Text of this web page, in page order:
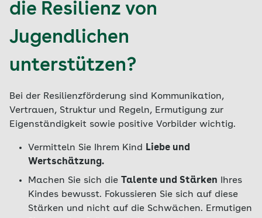
die Resilienz von
Jugendlichen
unterstützen?
Bei der Resilienzförderung sind Kommunikation,
Vertrauen, Struktur und Regeln, Ermutigung zur
Eigenständigkeit sowie positive Vorbilder wichtig.
Vermitteln Sie Ihrem Kind
Liebe und
Wertschätzung.
Machen Sie sich die
Talente und Stärken Ihres
Kindes bewusst. Fokussieren Sie sich auf diese
Stärken und nicht auf die Schwächen. Ermutigen